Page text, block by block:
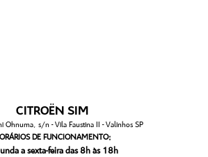
CITROËN SIM
Ohnuma, s/n - Vila Faustina II - Valinhos SP
DE FUNCIONAMENTO:
a sexta-feira das 8h às 18h